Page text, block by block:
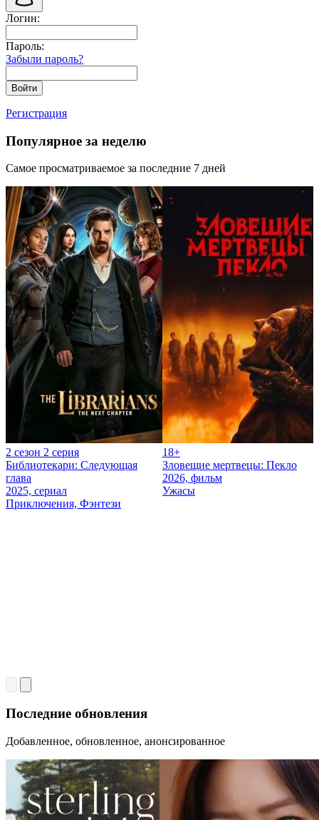
Логин:
Пароль:
Забыли пароль?
Войти
Регистрация
Популярное за неделю
Самое просматриваемое за последние 7 дней
2 сезон 2 серия
Библиотекари: Следующая
глава
2025, сериал
Приключения, Фэнтези
18+
Зловещие мертвецы: Пекло
2026, фильм
Ужасы
Последние обновления
Добавленное, обновленное, анонсированное